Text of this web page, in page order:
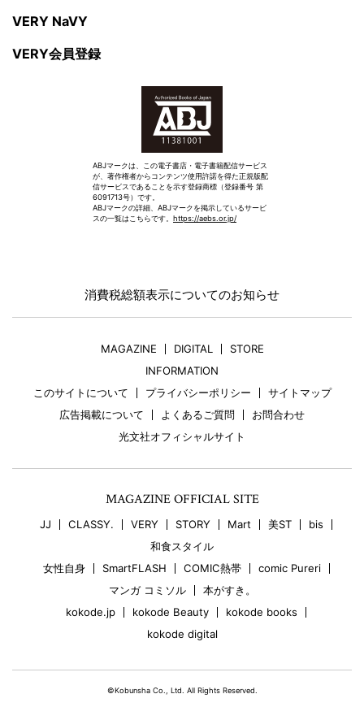
VERY NaVY
VERY会員登録
ABJマークは、この電子書店・電子書籍配信サービス
が、著作権者からコンテンツ使用許諾を得た正規版配
信サービスであることを示す登録商標（登録番号 第
6091713号）です。
ABJマークの詳細、ABJマークを掲示しているサービ
スの一覧はこちらです。 https://aebs.or.jp/
消費税総額表示についてのお知らせ
MAGAZINE DIGITAL
STORE
INFORMATION
このサイトについて
プライバシーポリシー
サイトマップ
広告掲載について
よくあるご質問
お問合わせ
光文社オフィシャルサイト
MAGAZINE OFFICIAL SITE
JJ CLASSY. VERY STORY Mart 美ST
bis
和食スタイル
女性自身
SmartFLASH COMIC熱帯
comic Pureri
マンガ コミソル
本がすき。
kokode.jp
kokode Beauty
kokode books
kokode digital
©Kobunsha Co., Ltd. All Rights Reserved.